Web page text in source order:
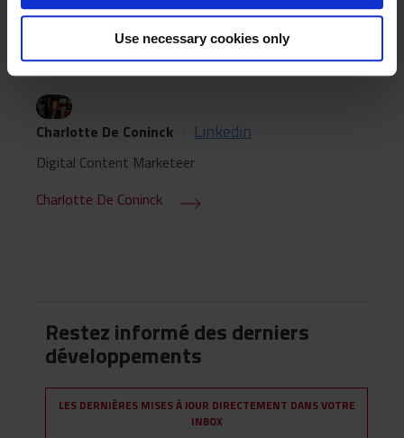
Use necessary cookies only
TOPICS: Energy
Charlotte De Coninck Linkedin
Digital Content Marketeer
Charlotte De Coninck
Restez informé des derniers
développements
LES DERNIÈRES MISES À JOUR DIRECTEMENT DANS VOTRE
INBOX